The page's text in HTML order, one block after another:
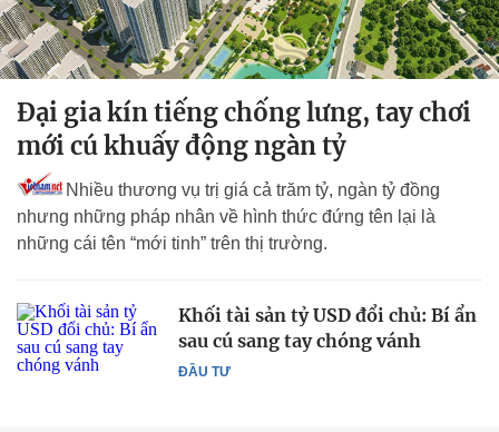
Đại gia kín tiếng chống lưng, tay chơi
mới cú khuấy động ngàn tỷ
Nhiều thương vụ trị giá cả trăm tỷ, ngàn tỷ đồng
nhưng những pháp nhân về hình thức đứng tên lại là
những cái tên “mới tinh” trên thị trường.
ĐẦU TƯ
Khối tài sản tỷ USD đổi chủ: Bí ẩn
sau cú sang tay chóng vánh